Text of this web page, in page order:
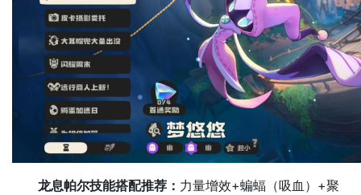
龙息帕尔技能搭配推荐： 力量增效+蝙蝠（吸血）+聚